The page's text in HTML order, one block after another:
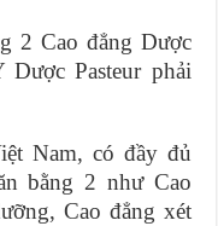
2 Cao đẳng Dược
Pasteur phải
Nam, có đầy đủ
bằng 2 như Cao
Cao đẳng xét